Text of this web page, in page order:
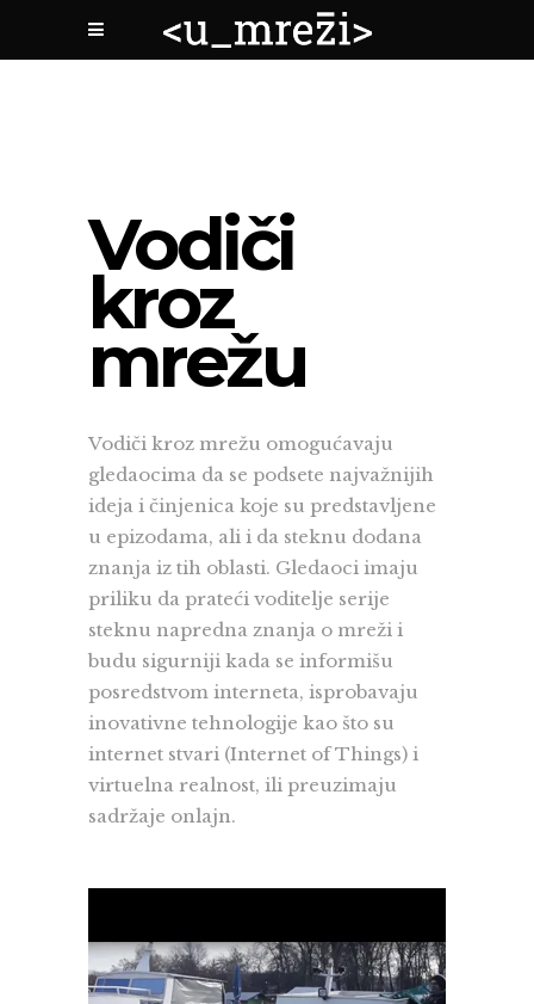
Vodiči
kroz
mrežu
Vodiči kroz mrežu omogućavaju
gledaocima da se podsete najvažnijih
ideja i činjenica koje su predstavljene
u epizodama, ali i da steknu dodana
znanja iz tih oblasti. Gledaoci imaju
priliku da prateći voditelje serije
steknu napredna znanja o mreži i
budu sigurniji kada se informišu
posredstvom interneta, isprobavaju
inovativne tehnologije kao što su
internet stvari (Internet of Things) i
virtuelna realnost, ili preuzimaju
sadržaje onlajn.